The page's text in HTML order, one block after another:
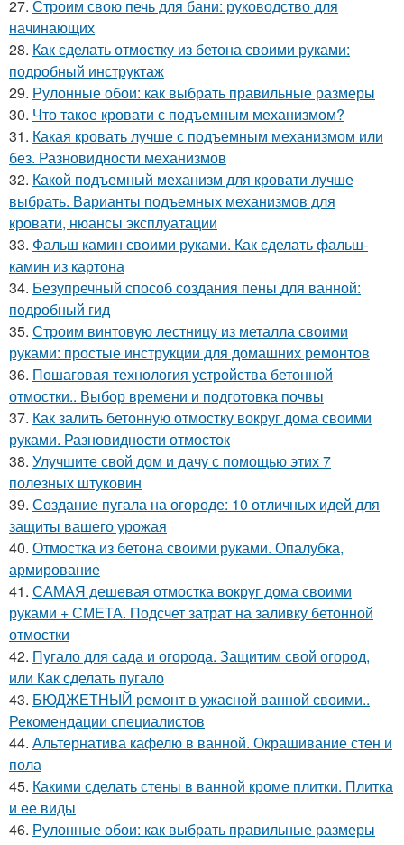
27. Строим свою печь для бани: руководство для
начинающих
28. Как сделать отмостку из бетона своими руками:
подробный инструктаж
29. Рулонные обои: как выбрать правильные размеры
30. Что такое кровати с подъемным механизмом?
31. Какая кровать лучше с подъемным механизмом или
без. Разновидности механизмов
32. Какой подъемный механизм для кровати лучше
выбрать. Варианты подъемных механизмов для
кровати, нюансы эксплуатации
33. Фальш камин своими руками. Как сделать фальш-
камин из картона
34. Безупречный способ создания пены для ванной:
подробный гид
35. Строим винтовую лестницу из металла своими
руками: простые инструкции для домашних ремонтов
36. Пошаговая технология устройства бетонной
отмостки.. Выбор времени и подготовка почвы
37. Как залить бетонную отмостку вокруг дома своими
руками. Разновидности отмосток
38. Улучшите свой дом и дачу с помощью этих 7
полезных штуковин
39. Создание пугала на огороде: 10 отличных идей для
защиты вашего урожая
40. Отмостка из бетона своими руками. Опалубка,
армирование
41. САМАЯ дешевая отмостка вокруг дома своими
руками + СМЕТА. Подсчет затрат на заливку бетонной
отмостки
42. Пугало для сада и огорода. Защитим свой огород,
или Как сделать пугало
43. БЮДЖЕТНЫЙ ремонт в ужасной ванной своими..
Рекомендации специалистов
44. Альтернатива кафелю в ванной. Окрашивание стен и
пола
45. Какими сделать стены в ванной кроме плитки. Плитка
и ее виды
46. Рулонные обои: как выбрать правильные размеры